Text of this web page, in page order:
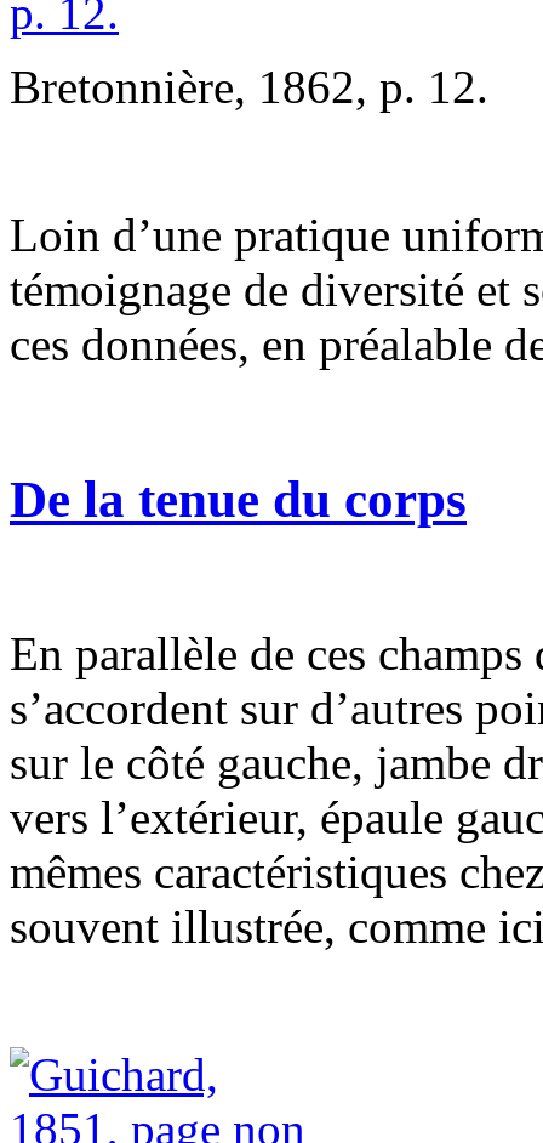
Bretonnière, 1862, p. 12.
Loin d’une pratique
témoignage de diversité et
ces données, en préalable
De la tenue du corps
En parallèle de ces
s’accordent sur d’autres
sur le côté gauche, jambe
vers l’extérieur, épaule
mêmes caractéristiques
souvent illustrée, comme